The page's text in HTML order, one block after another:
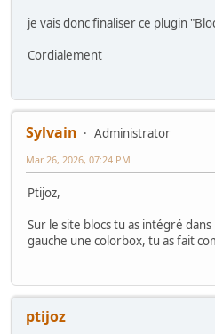
je vais donc finaliser ce plugin
Cordialement
Sylvain
Administrator
Mar 26, 2026, 07:24 PM
Ptijoz,
Sur le site blocs tu as intégré
gauche une colorbox, tu as fait
ptijoz